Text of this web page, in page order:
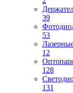
39
53
12
128
131